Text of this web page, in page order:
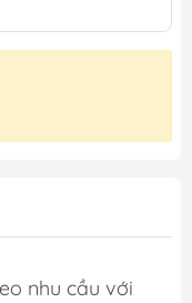
nhu cầu với